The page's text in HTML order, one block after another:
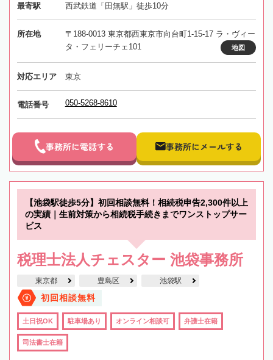
最寄駅 西武鉄道「田無駅」徒歩10分
所在地
〒188-0013 東京都西東京市向台町1-15-17 ラ・ヴィー
タ・フェリーチェ101
地図
対応エリア 東京
電話番号 050-5268-8610
事務所に電話する 事務所にメールする
【池袋駅徒歩5分】初回相談無料！相続税申告2,300件以上
の実績｜生前対策から相続税手続きまでワンストップサー
ビス
税理士法人チェスター 池袋事務所
東京都 豊島区 池袋駅
初回相談無料
土日祝OK 駐車場あり オンライン相談可 弁護士在籍
司法書士在籍